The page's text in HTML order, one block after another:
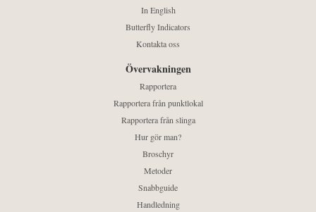
In English
Butterfly Indicators
Kontakta oss
Övervakningen
Rapportera
Rapportera från punktlokal
Rapportera från slinga
Hur gör man?
Broschyr
Metoder
Snabbguide
Handledning